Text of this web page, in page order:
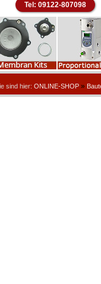
Tel: 09122-807098
sind hier: ONLINE-SHOP »